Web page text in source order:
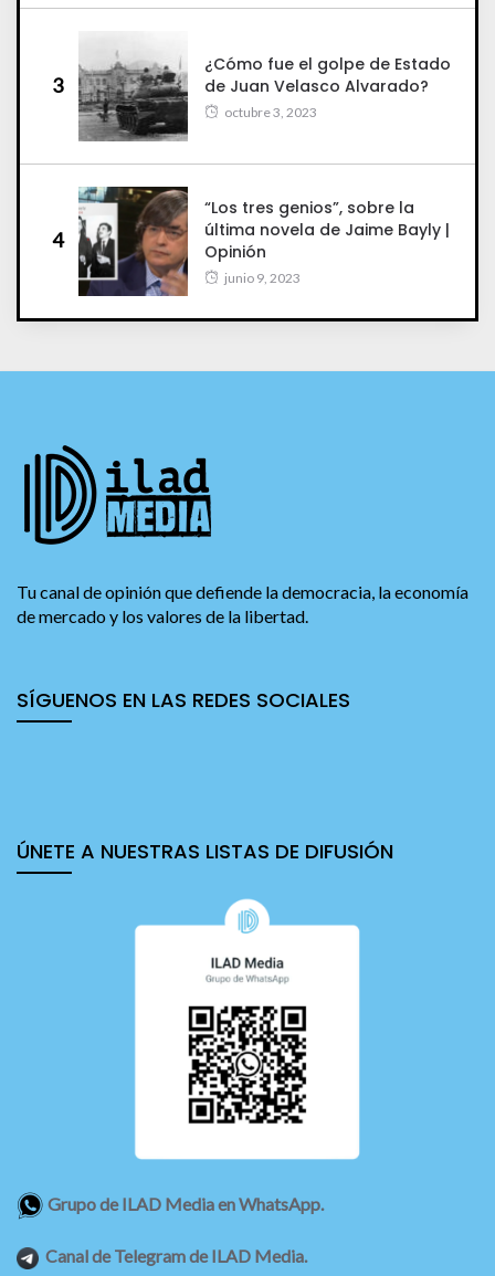
3
¿Cómo fue el golpe de Estado
de Juan Velasco Alvarado?
octubre 3, 2023
4
“Los tres genios”, sobre la
última novela de Jaime Bayly |
Opinión
junio 9, 2023
Tu canal de opinión que defiende la democracia, la economía
de mercado y los valores de la libertad.
SÍGUENOS EN LAS REDES SOCIALES
ÚNETE A NUESTRAS LISTAS DE DIFUSIÓN
Grupo de ILAD Media en WhatsApp.
Canal de Telegram de ILAD Media.